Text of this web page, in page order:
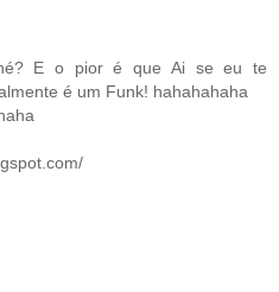
E o pior é que Ai se eu te
é um Funk! hahahahaha